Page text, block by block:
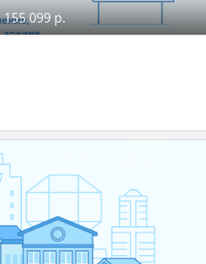
155 099 р.